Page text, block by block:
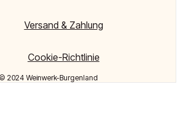
© 2024 Weinwerk-Burgenland
Versand & Zahlung
Cookie-Richtlinie